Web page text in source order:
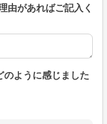
由があればご記入く
由があればご記入くだ
ように感じました